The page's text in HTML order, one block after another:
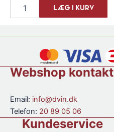
LÆG I KURV
Webshop kontakt
Email: info@dvin.dk
Telefon: 20 89 05 06
Kundeservice